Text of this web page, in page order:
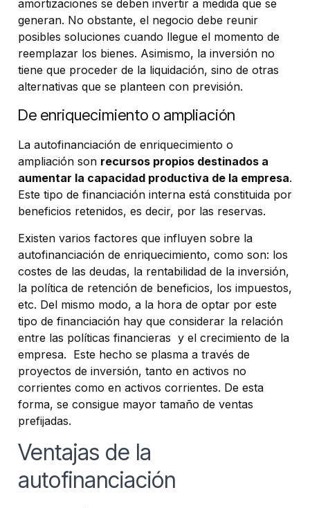
amortizaciones se deben invertir a medida que se
generan. No obstante, el negocio debe reunir
posibles soluciones cuando llegue el momento de
reemplazar los bienes. Asimismo, la inversión no
tiene que proceder de la liquidación, sino de otras
alternativas que se planteen con previsión.
De enriquecimiento o ampliación
La autofinanciación de enriquecimiento o
ampliación son recursos propios destinados a
aumentar la capacidad productiva de la empresa.
Este tipo de financiación interna está constituida por
beneficios retenidos, es decir, por las reservas.
Existen varios factores que influyen sobre la
autofinanciación de enriquecimiento, como son: los
costes de las deudas, la rentabilidad de la inversión,
la política de retención de beneficios, los impuestos,
etc. Del mismo modo, a la hora de optar por este
tipo de financiación hay que considerar la relación
entre las políticas financieras y el crecimiento de la
empresa. Este hecho se plasma a través de
proyectos de inversión, tanto en activos no
corrientes como en activos corrientes. De esta
forma, se consigue mayor tamaño de ventas
prefijadas.
Ventajas de la
autofinanciación